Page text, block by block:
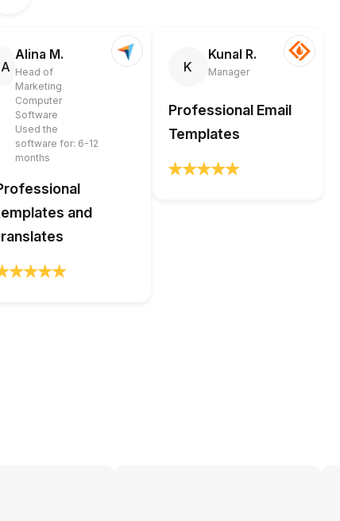
A
Alina M.
Head of
Marketing
Computer
Software
Used the
software for: 6-12
months
and
K
Kunal R.
Manager
Professional Email
Templates